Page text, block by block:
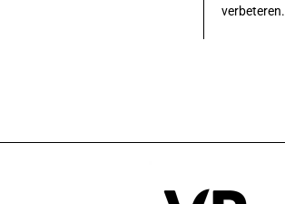
verbeteren.